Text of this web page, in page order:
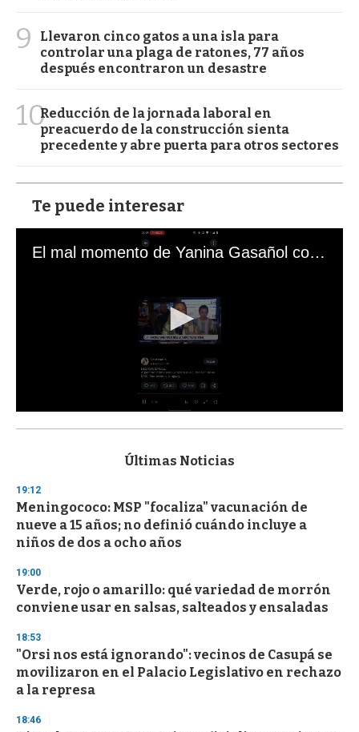
9
Llevaron cinco gatos a una isla para
controlar una plaga de ratones, 77 años
después encontraron un desastre
10Reducción de la jornada laboral en
preacuerdo de la construcción sienta
precedente y abre puerta para otros sectores
Te puede interesar
El mal momento de Yanina Gasañol con un hincha argentino en "Subrayado"
s
d
s
o
f
3
s
e
c
o
d
s
Últimas Noticias
19:12
Meningococo: MSP "focaliza" vacunación de
nueve a 15 años; no definió cuándo incluye a
niños de dos a ocho años
19:00
Verde, rojo o amarillo: qué variedad de morrón
conviene usar en salsas, salteados y ensaladas
18:53
"Orsi nos está ignorando": vecinos de Casupá se
movilizaron en el Palacio Legislativo en rechazo
a la represa
18:46